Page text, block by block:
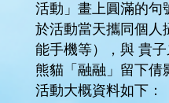
活動」畫上圓滿的句
於活動當天攜同個人
能手機等），與 貴
熊貓「融融」留下倩
活動大概資料如下：